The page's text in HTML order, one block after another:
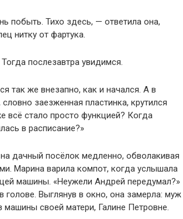
побыть. Тихо здесь, — ответила она,
нитку от фартука.
послезавтра увидимся.
так же внезапно, как и начался. А в
заезженная пластинка, крутился
всё стало просто функцией? Когда
в расписание?»
дачный посёлок медленно, обволакивая
Марина варила компот, когда услышала
машины. «Неужели Андрей передумал?»
голове. Выглянув в окно, она замерла: муж
машины своей матери, Галине Петровне.